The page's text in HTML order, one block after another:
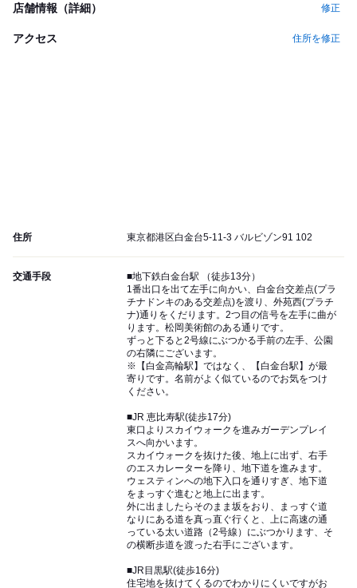
店舗情報（詳細） 修正
アクセス 住所を修正
住所 東京都港区白金台5-11-3 バルビゾン91 102
交通手段
■地下鉄白金台駅 （徒歩13分）
1番出口を出て左手に向かい、白金台交差点(プラ
チナドンキのある交差点)を渡り、外苑西(プラチ
ナ)通りをくだります。2つ目の信号を左手に曲が
ります。松岡美術館のある通りです。
ずっと下ると2号線にぶつかる手前の左手、公園
の右隣にございます。
※【白金高輪駅】ではなく、【白金台駅】が最
寄りです。名前がよく似ているのでお気をつけ
ください。
■JR 恵比寿駅(徒歩17分)
東口よりスカイウォークを進みガーデンプレイ
スへ向かいます。
スカイウォークを抜けた後、地上に出ず、右手
のエスカレーターを降り、地下道を進みます。
ウェスティンへの地下入口を通りすぎ、地下道
をまっすぐ進むと地上に出ます。
外に出ましたらそのまま坂をおり、まっすぐ道
なりにある道を真っ直ぐ行くと、上に高速の通
っている太い道路（2号線）にぶつかります、そ
の横断歩道を渡った右手にございます。
■JR目黒駅(徒歩16分)
住宅地を抜けてくるのでわかりにくいですがお